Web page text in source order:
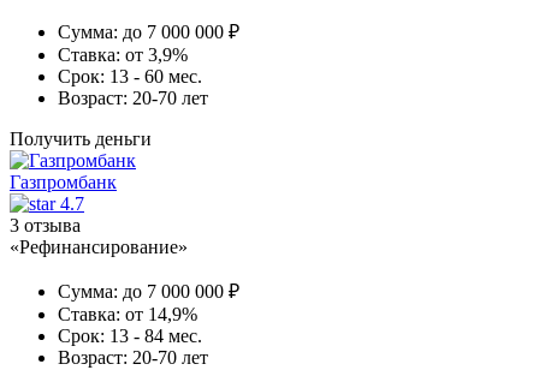
Сумма: до 7 000 000 ₽
Ставка: от 3,9%
Срок: 13 - 60 мес.
Возраст: 20-70 лет
Получить деньги
Газпромбанк
4.7
3 отзыва
«Рефинансирование»
Сумма: до 7 000 000 ₽
Ставка: от 14,9%
Срок: 13 - 84 мес.
Возраст: 20-70 лет